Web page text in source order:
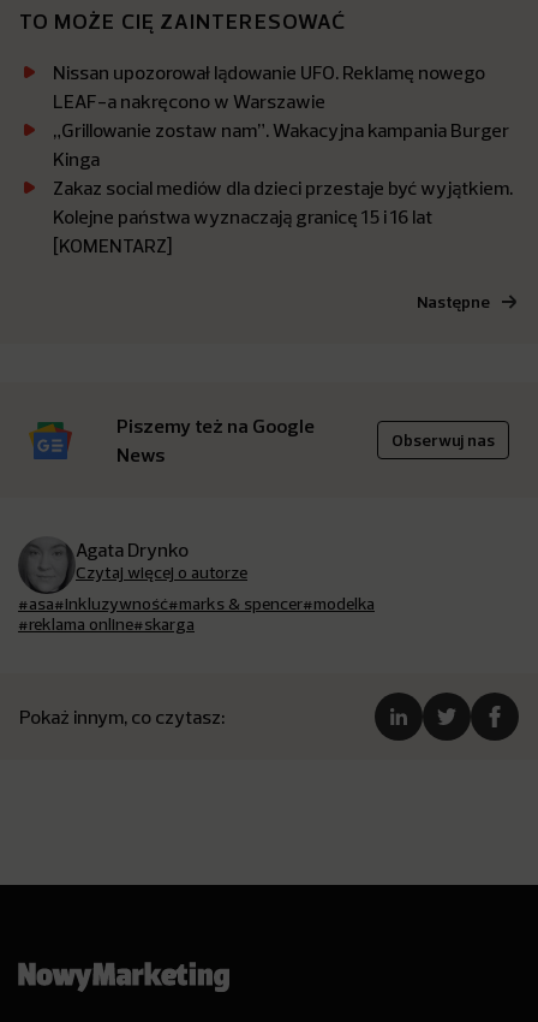
TO MOŻE CIĘ ZAINTERESOWAĆ
Nissan upozorował lądowanie UFO. Reklamę nowego
LEAF-a nakręcono w Warszawie
„Grillowanie zostaw nam”. Wakacyjna kampania Burger
Kinga
Zakaz social mediów dla dzieci przestaje być wyjątkiem.
Kolejne państwa wyznaczają granicę 15 i 16 lat
[KOMENTARZ]
Następne
Piszemy też na Google
News
Obserwuj nas
Agata Drynko
Czytaj więcej o autorze
#asa#inkluzywność#marks & spencer#modelka
#reklama online#skarga
Pokaż innym, co czytasz: